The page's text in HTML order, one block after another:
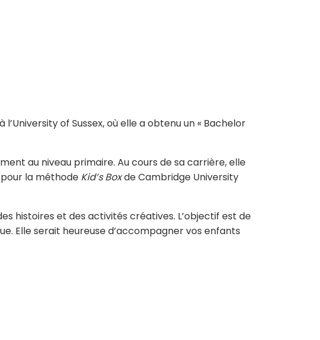
of Sussex, où elle a obtenu un « Bachelor
au niveau primaire. Au cours de sa carrière, elle
la méthode Kid’s Boxde Cambridge University
histoires et des activités créatives. L’objectif est de
Elle serait heureuse d’accompagner vos enfants